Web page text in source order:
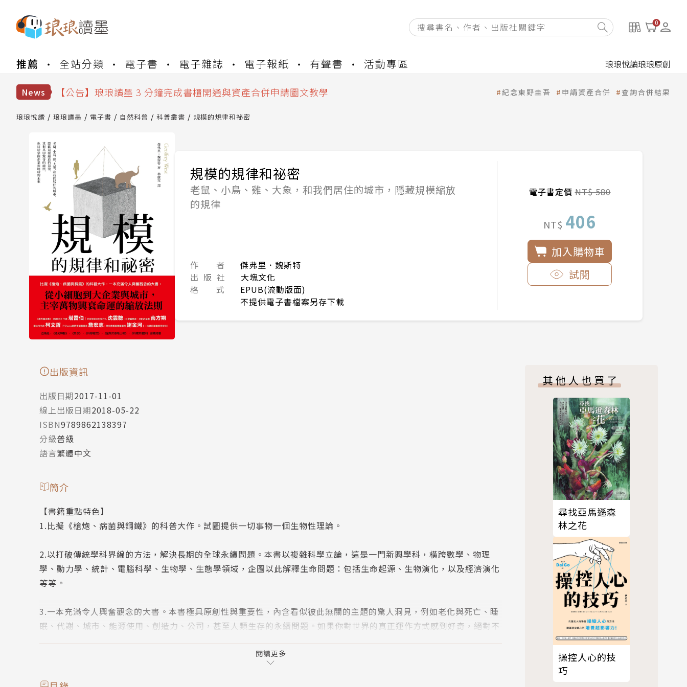
0
推薦 全站分類 電子書 電子雜誌 電子報紙 有聲書 活動專區 琅琅悅讀琅琅原創
News
【公告】琅琅讀墨數位閱讀資產合併與書櫃開通申請
【公告】琅琅讀墨 3 分鐘完成書櫃開通與資產合併申請圖文教學
【公告】琅琅讀墨數位閱讀資產合併與書櫃開通申請
紀念東野圭吾 申請資產合併 查詢合併結果
琅琅悅讀 琅琅讀墨 電子書 自然科普 科普叢書 規模的規律和祕密
規模的規律和祕密
老鼠、小鳥、雞、大象，和我們居住的城市，隱藏規模縮放
的規律
作 者
傑弗里．魏斯特
出 版 社
大塊文化
格 式
EPUB(流動版面)
不提供電子書檔案另存下載
電子書定價NT$ 580
NT$ 406
加入購物車
試閱
出版資訊
出版日期2017-11-01
線上出版日期2018-05-22
ISBN9789862138397
分級普級
語言繁體中文
簡介
【書籍重點特色】
1.比擬《槍炮、病菌與鋼鐵》的科普大作。試圖提供一切事物一個生物性理論。
2.以打破傳統學科界線的方法，解決長期的全球永續問題。本書以複雜科學立論，這是一門新興學科，橫跨數學、物理
學、動力學、統計、電腦科學、生物學、生態學領域，企圖以此解釋生命問題：包括生命起源、生物演化，以及經濟演化
等等。
3.一本充滿令人興奮觀念的大書。本書極具原創性與重要性，內含看似彼此無關的主題的驚人洞見，例如老化與死亡、睡
眠、代謝、城市、能源使用、創造力、公司，甚至人類生存的永續問題。如果你對世界的真正運作方式感到好奇，絕對不
4.對於現代社會與經濟、新創公司、大型企業與城市發展的基本科學法則，提出非常強有力的全新見解。企業執行長、技
術專家、市長、都市領導人與任何想理解形塑我們複雜組織的世界背後的簡單法則，一定要讀這本書。
閱讀更多
其他人也買了
尋找亞馬遜森
林之花
操控人心的技
巧